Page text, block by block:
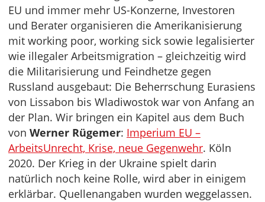
EU und immer mehr US-Konzerne, Investoren
und Berater organisieren die Amerikanisierung
mit working poor, working sick sowie legalisierter
wie illegaler Arbeitsmigration – gleichzeitig wird
die Militarisierung und Feindhetze gegen
Russland ausgebaut: Die Beherrschung Eurasiens
von Lissabon bis Wladiwostok war von Anfang an
der Plan. Wir bringen ein Kapitel aus dem Buch
von Werner Rügemer: Imperium EU –
ArbeitsUnrecht, Krise, neue Gegenwehr. Köln
2020. Der Krieg in der Ukraine spielt darin
natürlich noch keine Rolle, wird aber in einigem
erklärbar. Quellenangaben wurden weggelassen.